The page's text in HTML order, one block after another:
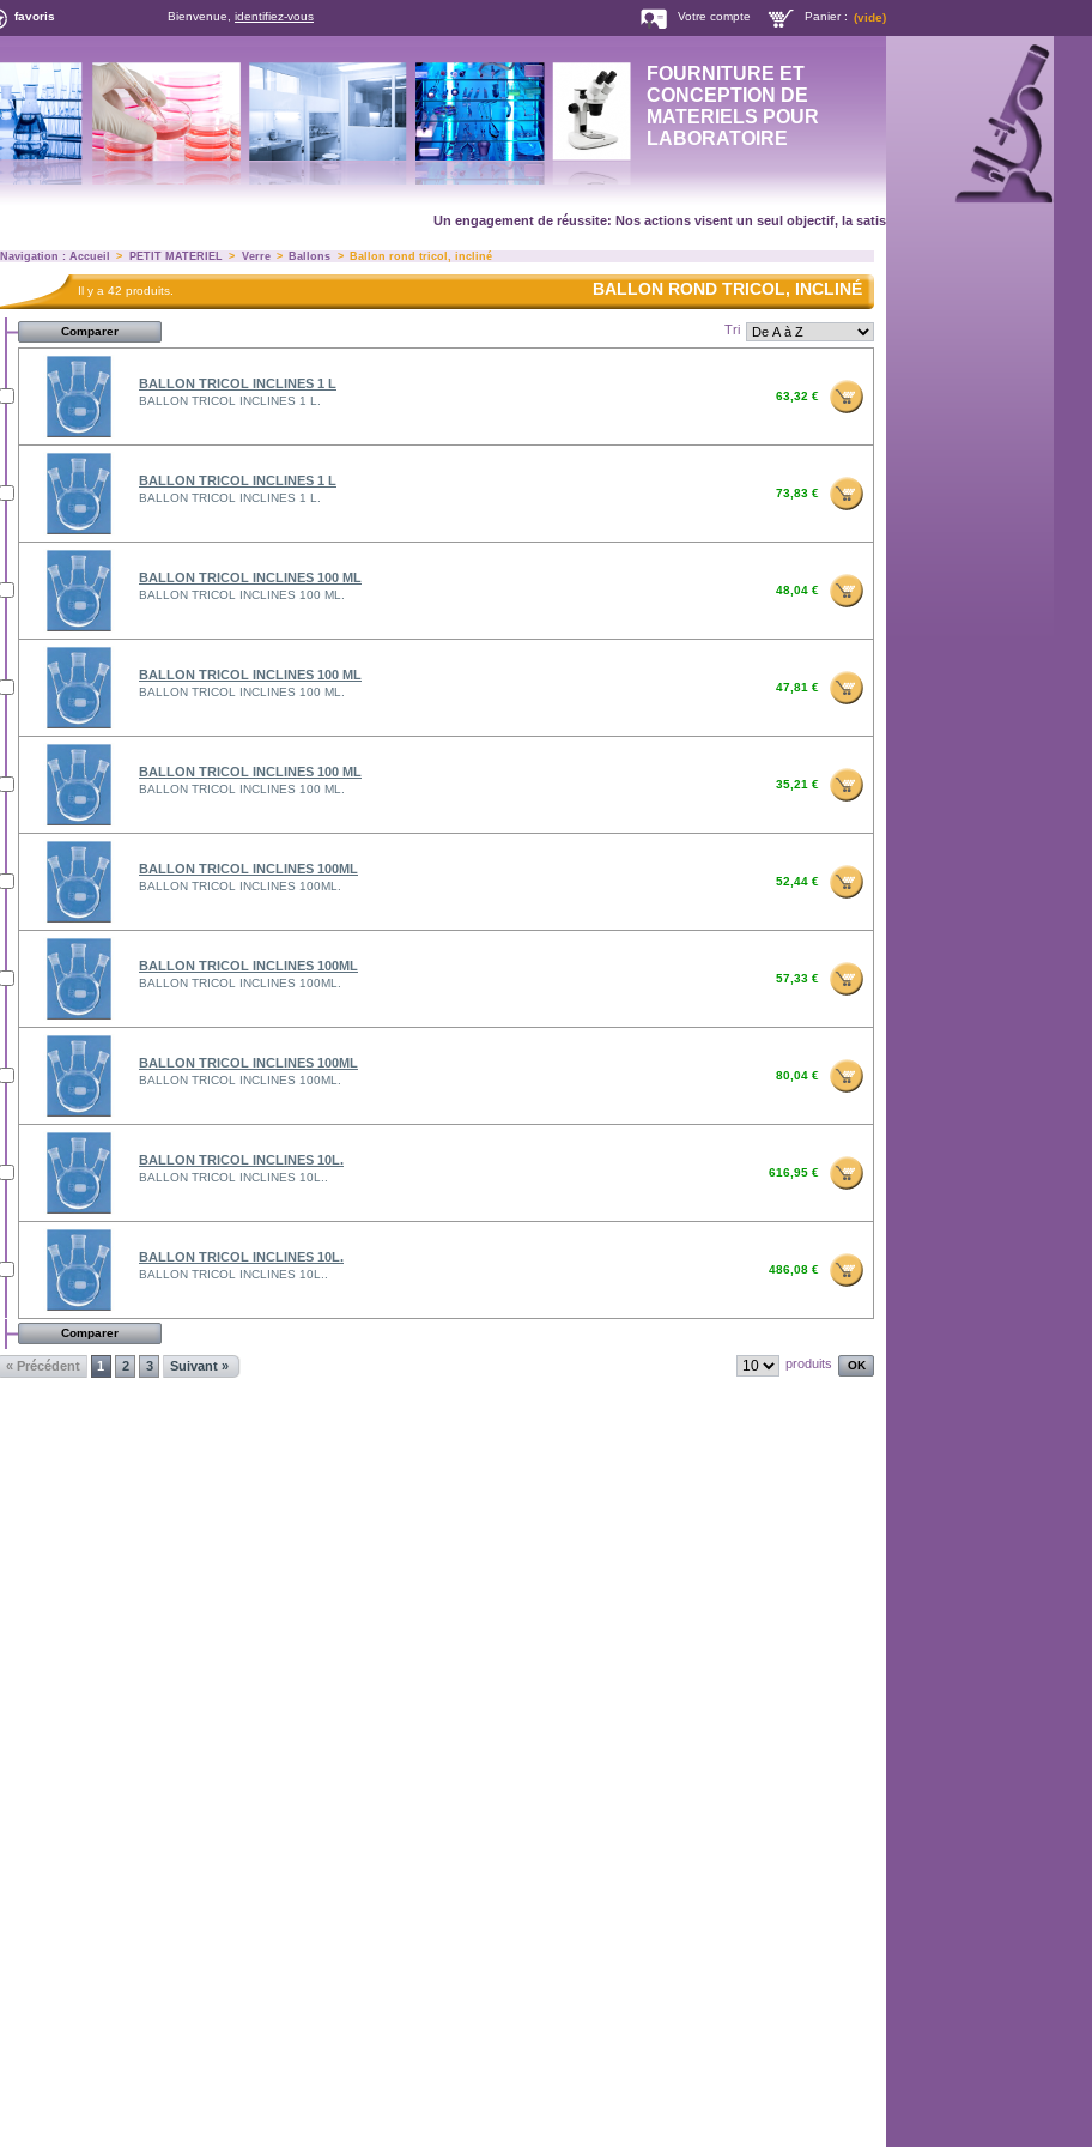
favoris Bienvenue, identifiez-vous Panier : (vide)
Votre compte
FOURNITURE ET
CONCEPTION DE
MATERIELS POUR
LABORATOIRE
Un engagement de réussite: Nos actions visent un seul objectif, la satisfaction de nos clients ! CATALOGUE
Navigation : Accueil > PETIT MATERIEL > Verre > Ballons > Ballon rond tricol, incliné
BALLON ROND TRICOL, INCLINÉ
Il y a 42 produits.
Tri
BALLON TRICOL INCLINES 1 L
BALLON TRICOL INCLINES 1 L. 63,32 €
BALLON TRICOL INCLINES 1 L
BALLON TRICOL INCLINES 1 L. 73,83 €
BALLON TRICOL INCLINES 100 ML
BALLON TRICOL INCLINES 100 ML. 48,04 €
BALLON TRICOL INCLINES 100 ML
BALLON TRICOL INCLINES 100 ML. 47,81 €
BALLON TRICOL INCLINES 100 ML
BALLON TRICOL INCLINES 100 ML. 35,21 €
BALLON TRICOL INCLINES 100ML
BALLON TRICOL INCLINES 100ML. 52,44 €
BALLON TRICOL INCLINES 100ML
BALLON TRICOL INCLINES 100ML. 57,33 €
BALLON TRICOL INCLINES 100ML
BALLON TRICOL INCLINES 100ML. 80,04 €
BALLON TRICOL INCLINES 10L.
BALLON TRICOL INCLINES 10L.. 616,95 €
BALLON TRICOL INCLINES 10L.
BALLON TRICOL INCLINES 10L.. 486,08 €
« Précédent 1 2 3 Suivant » produits